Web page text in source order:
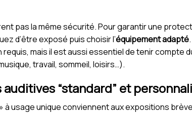
pas la même sécurité. Pour garantir une
d’être exposé puis choisir l’équipement adapté
mais il est aussi essentiel de tenir compte
travail, sommeil, loisirs…).
“standard” et
à usage unique conviennent aux expositions